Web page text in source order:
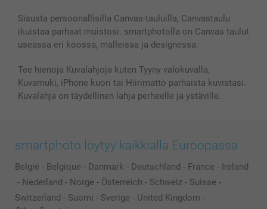
Valokuvakehykset & Lisätarvikkeet
Lahjakortti
Kaikki kuvatuotteet
Sisusta persoonallisilla Canvas-tauluilla, Canvastaulu
ikuistaa parhaat muistosi. smartphotolla on Canvas taulut
useassa eri koossa, malleissa ja designessa.
Tee hienoja Kuvalahjoja kuten Tyyny valokuvalla,
Kuvamuki, iPhone kuori tai Hiirimatto parhaista kuvistasi.
Kuvalahja on täydellinen lahja perheelle ja ystäville.
smartphoto löytyy kaikkialla Euroopassa
België - Belgique - Danmark - Deutschland - France - Ireland
- Nederland - Norge - Österreich - Schweiz - Suisse -
Switzerland - Suomi - Sverige - United Kingdom -